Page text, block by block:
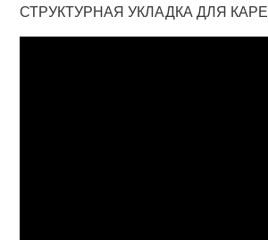
СТРУКТУРНАЯ УКЛАДКА ДЛЯ КАРЕ